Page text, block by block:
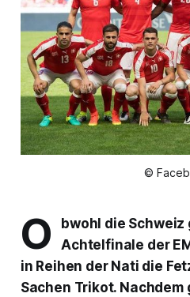
©
O
bwohl die
Achtelfinale der
in Reihen der Nati die
Sachen Trikot.